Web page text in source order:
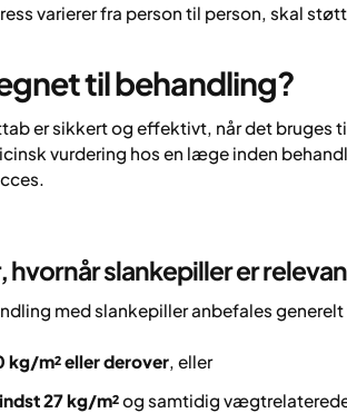
varierer fra person til person, skal
til behandling?
er sikkert og effektivt, når det bruges
vurdering hos en læge inden
hvornår slankepiller er
med slankepiller anbefales
kg/m² eller derover, eller
27 kg/m²og samtidig